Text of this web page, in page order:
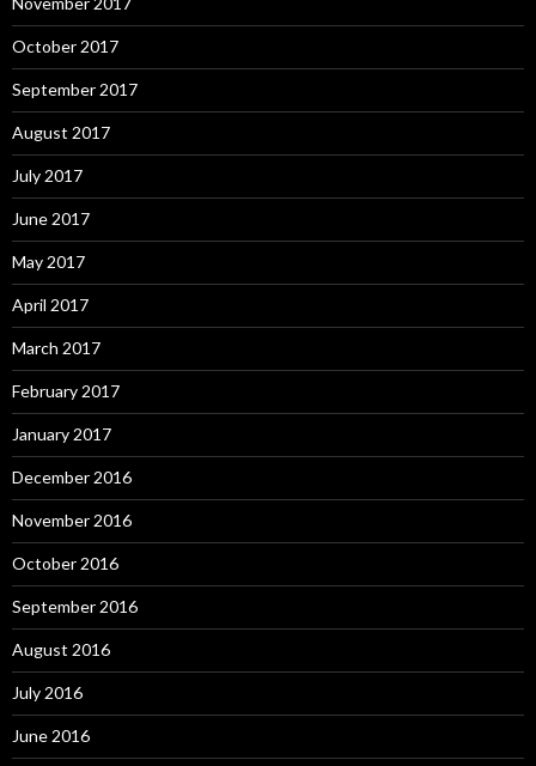
October 2017
September 2017
August 2017
July 2017
June 2017
May 2017
April 2017
March 2017
February 2017
January 2017
December 2016
November 2016
October 2016
September 2016
August 2016
July 2016
June 2016